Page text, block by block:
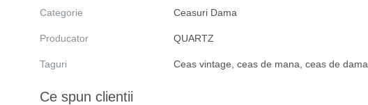
Categorie Ceasuri Dama
Producator QUARTZ
Taguri Ceas vintage ceas de mana ceas de dama
Ce spun clientii